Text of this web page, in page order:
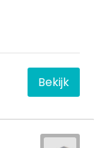
Bekijk